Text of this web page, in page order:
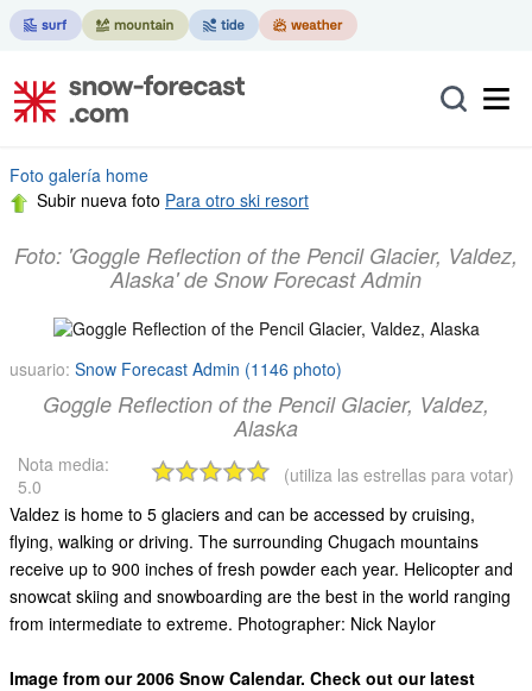
Foto galería home
Subir nueva foto Para otro ski resort
Foto: 'Goggle Reflection of the Pencil Glacier, Valdez,
Alaska' de Snow Forecast Admin
usuario: Snow Forecast Admin (1146 photo)
Goggle Reflection of the Pencil Glacier, Valdez,
Alaska
Nota media:
5.0
(utiliza las estrellas para votar)
Valdez is home to 5 glaciers and can be accessed by cruising,
flying, walking or driving. The surrounding Chugach mountains
receive up to 900 inches of fresh powder each year. Helicopter and
snowcat skiing and snowboarding are the best in the world ranging
from intermediate to extreme. Photographer: Nick Naylor
Image from our 2006 Snow Calendar. Check out our latest